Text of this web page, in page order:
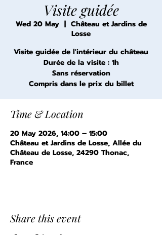
Visite guidée
Wed 20 May
  |
Château et Jardins de
Losse
Visite guidée de l'intérieur du château
Durée de la visite : 1h
Sans réservation
Compris dans le prix du billet
Time & Location
20 May 2026, 14:00 – 15:00
Château et Jardins de Losse, Allée du
Château de Losse, 24290 Thonac,
France
Share this event